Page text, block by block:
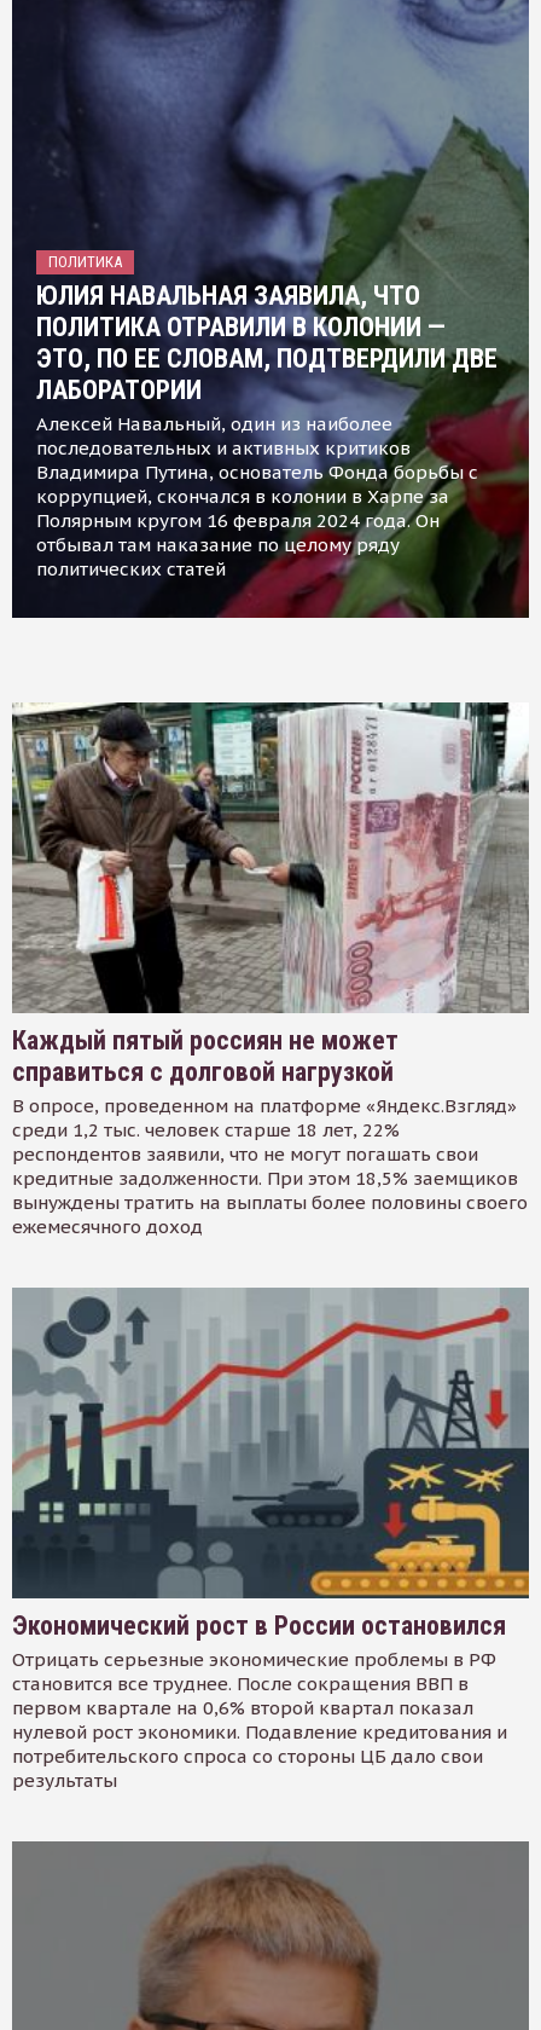
ПОЛИТИКА
ЮЛИЯ НАВАЛЬНАЯ ЗАЯВИЛА, ЧТО
ПОЛИТИКА ОТРАВИЛИ В КОЛОНИИ —
ЭТО, ПО ЕЕ СЛОВАМ, ПОДТВЕРДИЛИ ДВЕ
ЛАБОРАТОРИИ
Алексей Навальный, один из наиболее
последовательных и активных критиков
Владимира Путина, основатель Фонда борьбы с
коррупцией, скончался в колонии в Харпе за
Полярным кругом 16 февраля 2024 года. Он
отбывал там наказание по целому ряду
политических статей
Каждый пятый россиян не может
справиться с долговой нагрузкой
В опросе, проведенном на платформе «Яндекс.Взгляд»
среди 1,2 тыс. человек старше 18 лет, 22%
респондентов заявили, что не могут погашать свои
кредитные задолженности. При этом 18,5% заемщиков
вынуждены тратить на выплаты более половины своего
ежемесячного доход
Экономический рост в России остановился
Отрицать серьезные экономические проблемы в РФ
становится все труднее. После сокращения ВВП в
первом квартале на 0,6% второй квартал показал
нулевой рост экономики. Подавление кредитования и
потребительского спроса со стороны ЦБ дало свои
результаты